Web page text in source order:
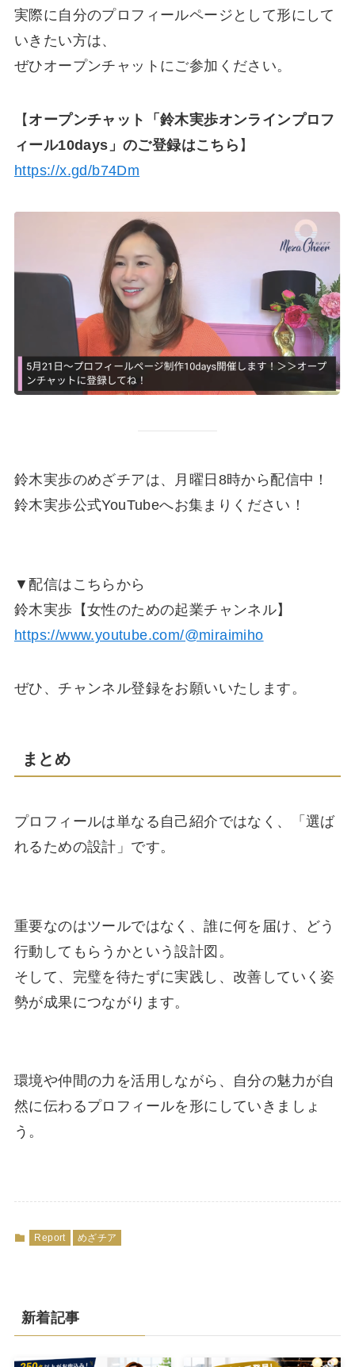
実際に自分のプロフィールページとして形にして
いきたい方は、
ぜひオープンチャットにご参加ください。
【 オープンチャット「鈴木実歩オンラインプロフ
ィール10days」のご登録はこちら 】
https://x.gd/b74Dm
鈴木実歩のめざチアは、月曜日8時から配信中！
鈴木実歩公式YouTubeへお集まりください！
▼配信はこちらから
鈴木実歩【女性のための起業チャンネル】
https://www.youtube.com/@miraimiho
ぜひ、チャンネル登録をお願いいたします。
まとめ
プロフィールは単なる自己紹介ではなく、「選ば
れるための設計」です。
重要なのはツールではなく、誰に何を届け、どう
行動してもらうかという設計図。
そして、完璧を待たずに実践し、改善していく姿
勢が成果につながります。
環境や仲間の力を活用しながら、自分の魅力が自
然に伝わるプロフィールを形にしていきましょ
う。
Report めざチア
新着記事